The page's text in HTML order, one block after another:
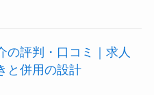
の評判・口コミ｜求人
と併用の設計